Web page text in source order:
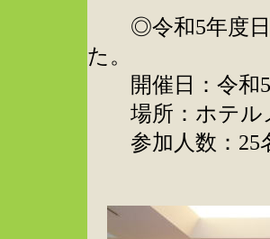
◎令和5年度日
た。
開催日：令和5
場所：ホテル
参加人数：25